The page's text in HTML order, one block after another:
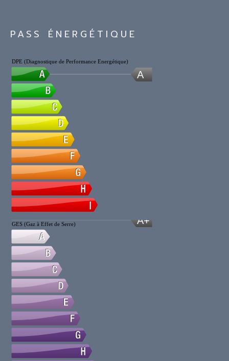
PASS ÉNERGÉTIQUE
A
DPE (Diagnostique de Performance Energétique)
A+
GES (Gaz à Effet de Serre)